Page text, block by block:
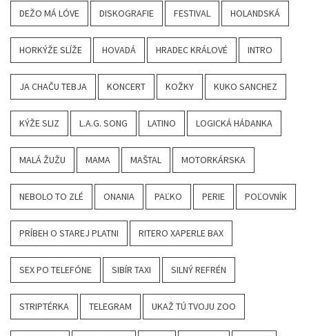
DEŽO MÁ LÓVE DISKOGRAFIE FESTIVAL HOLANDSKÁ
HORKÝŽE SLÍŽE HOVADÁ HRADEC KRÁLOVÉ INTRO
JA CHAČU TEBJA KONCERT KOŽKY KUKO SANCHEZ
KÝŽE SLIZ L.A.G. SONG LATINO LOGICKÁ HÁDANKA
MALÁ ŽUŽU MAMA MAŠTAL MOTORKÁRSKA
NEBOLO TO ZLÉ ONANIA PAĽKO PERIE POĽOVNÍK
PRÍBEH O STAREJ PLATNI RITERO XAPERLE BAX
SEX PO TELEFÓNE SIBÍR TAXI SILNÝ REFRÉN
STRIPTÉRKA TELEGRAM UKAŽ TÚ TVOJU ZOO